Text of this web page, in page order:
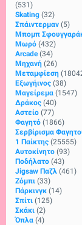
(531)
Skating (32)
Σπάιντερμαν (5)
Μπομπ
Μωρό (432)
Arcade (34)
Μηχανή (26)
Μεταμφίεση
Εξωγήινος (38)
Μαγείρεμα (1547)
Δράκος (40)
Αστείο (77)
Φαγητό (1866)
Σερβίρισμα
1 Παίκτης (25555)
Αυτοκίνητο (93)
Ποδήλατο (43)
Jigsaw Παζλ (461)
Ζόμπι (33)
Πάρκινγκ (14)
Σπίτι (125)
Σκάκι (2)
Όπλα (4)